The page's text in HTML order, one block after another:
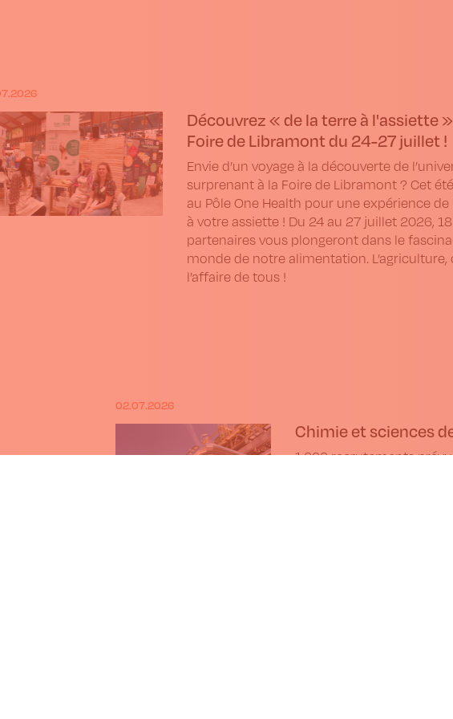
Découvrez « de la terre à l'assiette
Foire de Libramont du 24-27 juillet !
Envie d’un voyage à la découverte de
surprenant à la Foire de Libramont ? Cet
au Pôle One Health pour une expérience de
à votre assiette ! Du 24 au 27 juillet 2026, 18
partenaires vous plongeront dans le
monde de notre alimentation. L’agriculture,
l’affaire de tous !
02.07.2026
Chimie et sciences
1.600 recrutements